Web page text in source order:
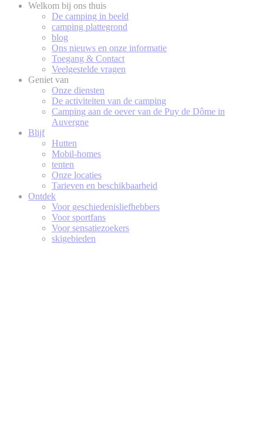
Welkom bij ons thuis
De camping in beeld
camping plattegrond
blog
Ons nieuws en onze informatie
Toegang & Contact
Veelgestelde vragen
Geniet van
Onze diensten
De activiteiten van de camping
Camping aan de oever van de Puy de Dôme in
Auvergne
Blijf
Hutten
Mobil-homes
tenten
Onze locaties
Tarieven en beschikbaarheid
Ontdek
Voor geschiedenisliefhebbers
Voor sportfans
Voor sensatiezoekers
skigebieden